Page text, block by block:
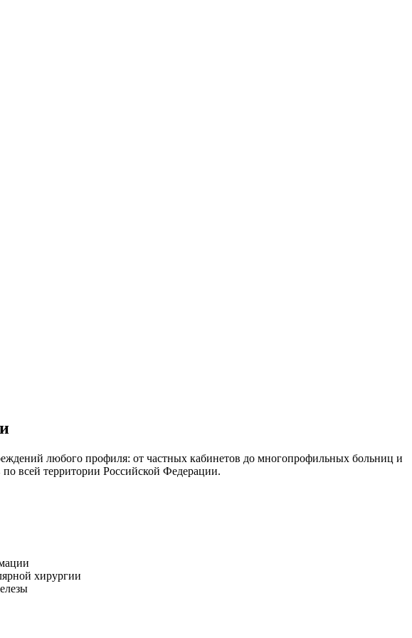
любого профиля: от частных кабинетов до многопрофильных больниц и
всей территории Российской Федерации.
хирургии